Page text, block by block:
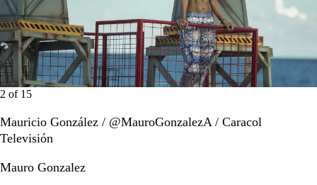
2 of 15
Mauricio González / @MauroGonzalezA / Caracol
Televisión
Mauro Gonzalez